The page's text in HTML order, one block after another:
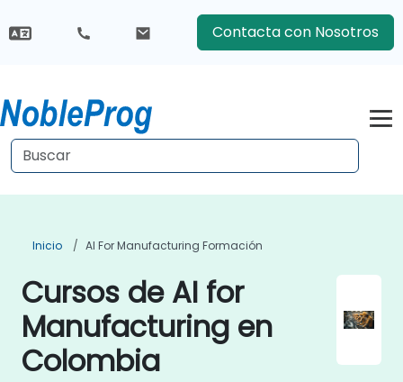
Contacta con Nosotros
Inicio AI For Manufacturing Formación
Cursos de AI for
Manufacturing en
Colombia